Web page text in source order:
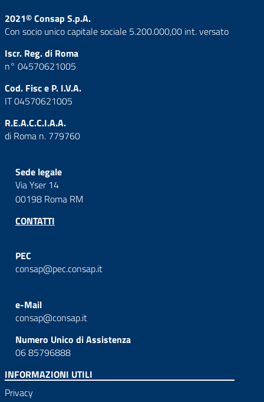
2021© Consap S.p.A.
Con socio unico capitale sociale 5.200.000,00 int. versato
Iscr. Reg. di Roma
n° 04570621005
Cod. Fisc e P. I.V.A.
IT 04570621005
R.E.A.C.C.I.A.A.
di Roma n. 779760
Sede legale
Via Yser 14
00198 Roma RM
CONTATTI
PEC
consap@pec.consap.it
e-Mail
consap@consap.it
Numero Unico di Assistenza
06 85796888
INFORMAZIONI UTILI
Privacy